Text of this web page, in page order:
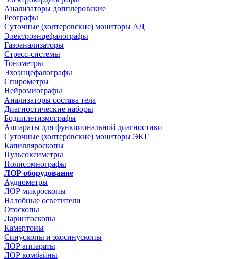
Анализаторы допплеровские
Реографы
Суточные (холтеровские) мониторы АД
Электроэнцефалографы
Газоанализаторы
Стресс-системы
Тонометры
Эхоэнцефалографы
Спирометры
Нейромиографы
Анализаторы состава тела
Диагностические наборы
Бодиплетизмографы
Аппараты для функциональной диагностики
Суточные (холтеровские) мониторы ЭКГ
Капилляроскопы
Пульсоксиметры
Полисомнографы
ЛОР оборудование
Аудиометры
ЛОР микроскопы
Налобные осветители
Отоскопы
Ларингоскопы
Камертоны
Синускопы и эхосинускопы
ЛОР аппараты
ЛОР комбайны